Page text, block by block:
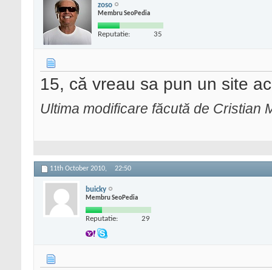
zoso
Membru SeoPedia
Reputatie: 35
15, că vreau sa pun un site
Ultima modificare făcută de Cristian
11th October 2010, 22:50
buicky
Membru SeoPedia
Reputatie: 29